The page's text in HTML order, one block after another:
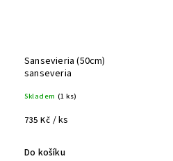
Sansevieria (50cm)
sanseveria
Skladem (1 ks)
735 Kč / ks
Do košíku